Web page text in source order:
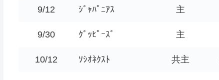
9/12 ｼﾞｬﾊﾟﾆｱｽ 主
9/30 ｸﾞｯﾋﾟｰｽﾞ 主
10/12 ｿｼｵﾈｸｽﾄ 共主